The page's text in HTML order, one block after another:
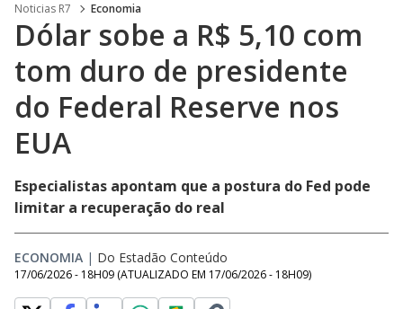
Noticias R7 Economia
Dólar sobe a R$ 5,10 com
tom duro de presidente
do Federal Reserve nos
EUA
Especialistas apontam que a postura do Fed pode
limitar a recuperação do real
ECONOMIA | Do Estadão Conteúdo
17/06/2026 - 18H09 (ATUALIZADO EM 17/06/2026 - 18H09)